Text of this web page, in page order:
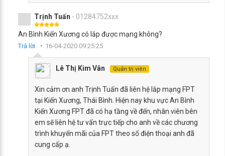
Trịnh Tuấn - 01284752xxx
An Bình Kiến Xương có lắp được mạng không?
Trả lời 16-04-2020 09:25:25
Lê Thị Kim Vân Quản trị viên
Xin cảm ơn anh Trịnh Tuấn đã liên hệ lắp mạng FPT
tại Kiến Xương, Thái Bình. Hiện nay khu vực An Bình
Kiến Xương FPT đã có hạ tầng về đến, nhân viên bên
em sẽ liên hệ tư vấn trực tiếp cho anh về các chương
trình khuyến mãi của FPT theo số điện thoại anh đã
cung cấp ạ.